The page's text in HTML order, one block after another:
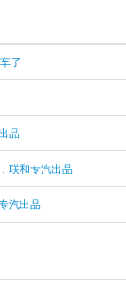
了
品
联和专汽出品
汽出品